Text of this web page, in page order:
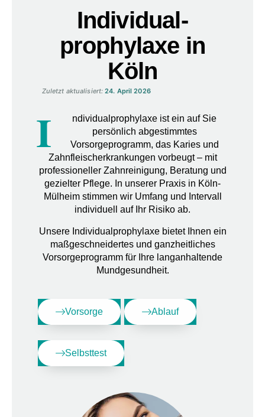
Individual­
prophylaxe in
Köln
Zuletzt aktualisiert: 24. April 2026
I
ndividualprophylaxe ist ein auf Sie
persönlich abgestimmtes
Vorsorgeprogramm, das Karies und
Zahnfleischerkrankungen vorbeugt– mit
professioneller Zahnreinigung, Beratung und
gezielter Pflege. In unserer Praxis in Köln-
Mülheim stimmen wir Umfang und Intervall
individuell auf Ihr Risiko ab.
Unsere Individualprophylaxe bietet Ihnen ein
maßgeschneidertes und ganzheitliches
Vorsorgeprogramm für Ihre langanhaltende
Mundgesundheit.
Vorsorge Ablauf
Selbsttest